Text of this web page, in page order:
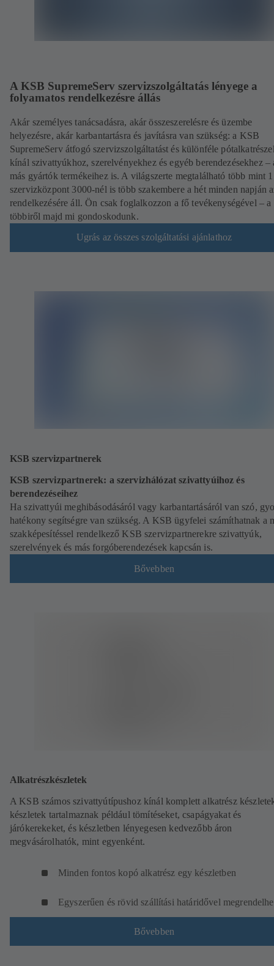
A KSB SupremeServ szervizszolgáltatás lényege a
folyamatos rendelkezésre állás
Akár személyes tanácsadásra, akár összeszerelésre és üzembe
helyezésre, akár karbantartásra és javításra van szükség: a KSB
SupremeServ átfogó szervizszolgáltatást és különféle
kínál szivattyúkhoz, szerelvényekhez és egyéb berendezésekhez –
más gyártók termékeihez is. A világszerte megtalálható több mint
szervizközpont 3000-nél is több szakembere a hét minden napján
rendelkezésére áll. Ön csak foglalkozzon a fő tevékenységével – a
többiről majd mi gondoskodunk.
Ugrás az összes szolgáltatási ajánlathoz
KSB szervizpartnerek
KSB szervizpartnerek: a szervizhálózat szivattyúihoz és
berendezéseihez
Ha szivattyúi meghibásodásáról vagy karbantartásáról van szó,
hatékony segítségre van szükség. A KSB ügyfelei számíthatnak a
szakképesítéssel rendelkező KSB szervizpartnerekre szivattyúk,
szerelvények és más forgóberendezések kapcsán is.
Bővebben
Alkatrészkészletek
A KSB számos szivattyútípushoz kínál komplett alkatrész
készletek tartalmaznak például tömítéseket, csapágyakat és
járókerekeket, és készletben lényegesen kedvezőbb áron
megvásárolhatók, mint egyenként.
Minden fontos kopó alkatrész egy készletben
Egyszerűen és rövid szállítási határidővel
Bővebben